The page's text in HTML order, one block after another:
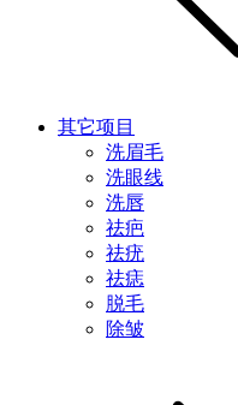
其它项目
洗眉毛
洗眼线
洗唇
祛疤
祛疣
祛痣
脱毛
除皱